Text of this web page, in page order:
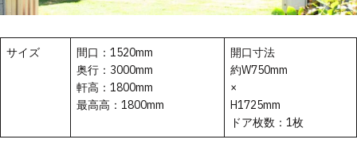
サイズ
間口：1520mm
奥行：3000mm
軒高：1800mm
最高高：1800mm
開口寸法
約W750mm
×
H1725mm
ドア枚数：1枚